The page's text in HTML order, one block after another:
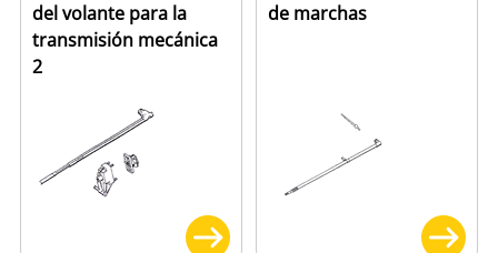
del volante para la
transmisión mecánica
2
de marchas